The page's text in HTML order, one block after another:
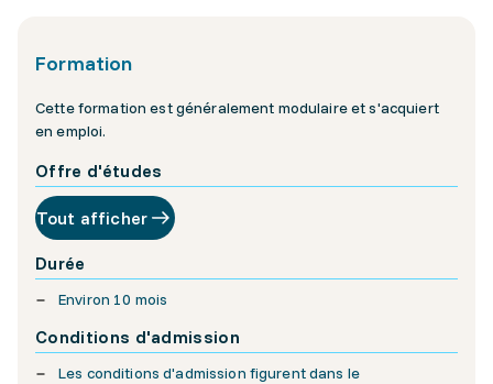
Formation
Cette formation est généralement modulaire et s'acquiert
en emploi.
Offre d'études
Tout afficher
Durée
Environ 10 mois
Conditions d'admission
Les conditions d'admission figurent dans le